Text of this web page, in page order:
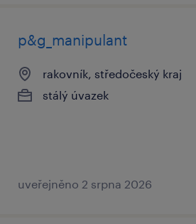
p&g_manipulant
rakovník, středočeský kraj
stálý úvazek
uveřejněno 2 srpna 2026